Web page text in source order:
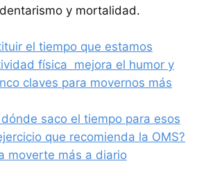
y mortalidad.
el tiempo que estamos
física mejora el humor y
claves para movernos más
dónde saco el tiempo para esos
que recomienda la OMS?
moverte más a diario